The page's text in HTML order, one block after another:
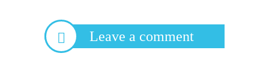
Leave a comment